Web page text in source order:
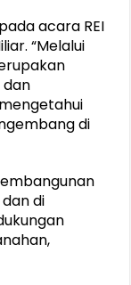
acara REI
“Melalui
di
di